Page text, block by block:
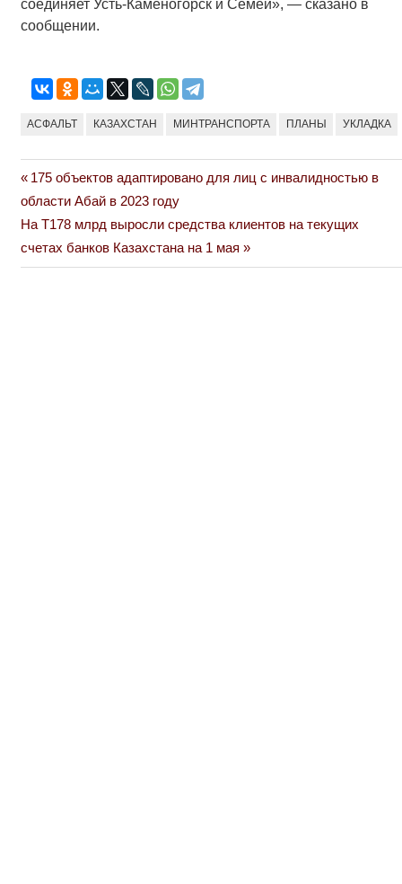
соединяет Усть-Каменогорск и Семей», — сказано в
сообщении.
АСФАЛЬТ КАЗАХСТАН МИНТРАНСПОРТА ПЛАНЫ УКЛАДКА
Навигация
по
записям
Previous
Post:
175 объектов адаптировано для лиц с инвалидностью в
области Абай в 2023 году
Next
Post:
На Т178 млрд выросли средства клиентов на текущих
счетах банков Казахстана на 1 мая